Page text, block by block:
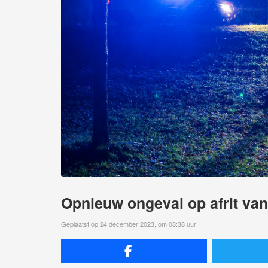
Opnieuw ongeval op afrit
Geplaatst op 24 december 2023, om 08:38 uur